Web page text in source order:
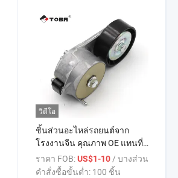
วิดีโอ
ชิ้นส่วนอะไหล่รถยนต์จาก
โรงงานจีน คุณภาพ OE แทนที่
ตัวตึงสายพานพร้อมกับพูลลี่ตัว
ตึงสำหรับไครสเลอร์ เดลต้า
ราคา FOB: US$1-10 / บางส่วน
คำสั่งซื้อขั้นต่ำ: 100 ชิ้น